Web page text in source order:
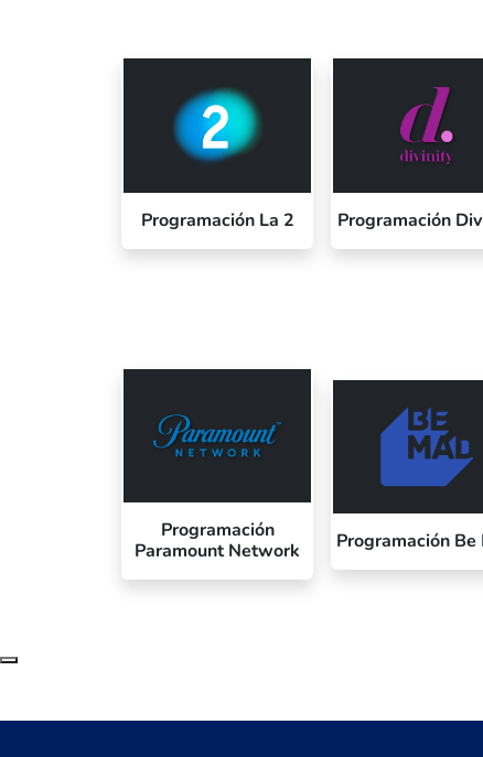
Programación La 2 Programación
Programación
Paramount Network
Programación Be